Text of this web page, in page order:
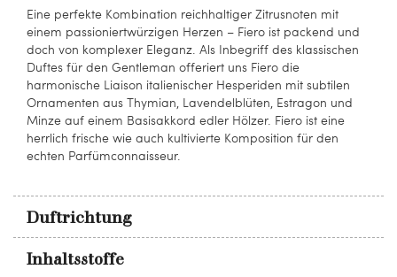
Eine perfekte Kombination reichhaltiger Zitrusnoten mit
einem passioniertwürzigen Herzen – Fiero ist packend und
doch von komplexer Eleganz. Als Inbegriff des klassischen
Duftes für den Gentleman offeriert uns Fiero die
harmonische Liaison italienischer Hesperiden mit subtilen
Ornamenten aus Thymian, Lavendelblüten, Estragon und
Minze auf einem Basisakkord edler Hölzer. Fiero ist eine
herrlich frische wie auch kultivierte Komposition für den
echten Parfümconnaisseur.
Duftrichtung
Inhaltsstoffe